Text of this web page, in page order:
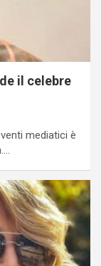
il celebre
mediatici è